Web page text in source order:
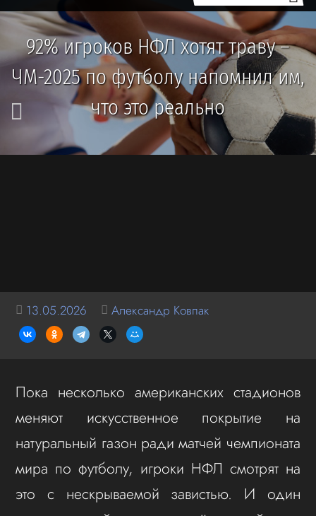
92% игроков НФЛ хотят траву –
ЧМ-2025 по футболу напомнил им,
что это реально
13.05.2026 Александр Ковпак
Пока несколько американских стадионов
меняют искусственное покрытие на
натуральный газон ради матчей чемпионата
мира по футболу, игроки НФЛ смотрят на
это с нескрываемой завистью. И один